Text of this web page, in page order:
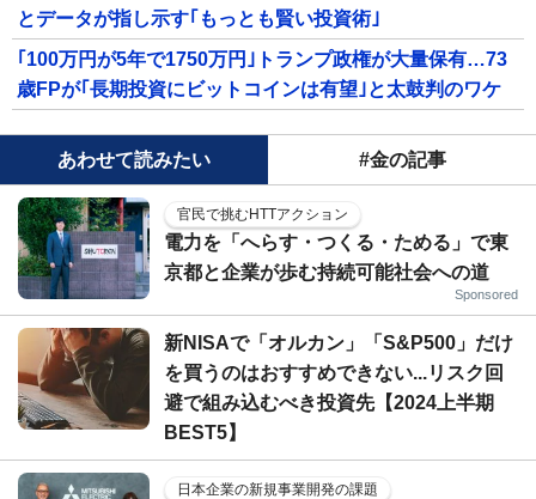
とデータが指し示す｢もっとも賢い投資術｣
｢100万円が5年で1750万円｣トランプ政権が大量保有…73
歳FPが｢長期投資にビットコインは有望｣と太鼓判のワケ
あわせて読みたい #金の記事
官民で挑むHTTアクション
電力を「へらす・つくる・ためる」で東
京都と企業が歩む持続可能社会への道
Sponsored
新NISAで「オルカン」「S&P500」だけ
を買うのはおすすめできない...リスク回
避で組み込むべき投資先【2024上半期
BEST5】
日本企業の新規事業開発の課題